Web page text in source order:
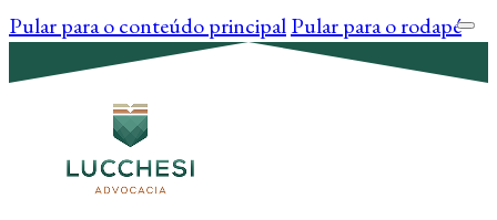
Pular para o conteúdo principalPular para o rodapé